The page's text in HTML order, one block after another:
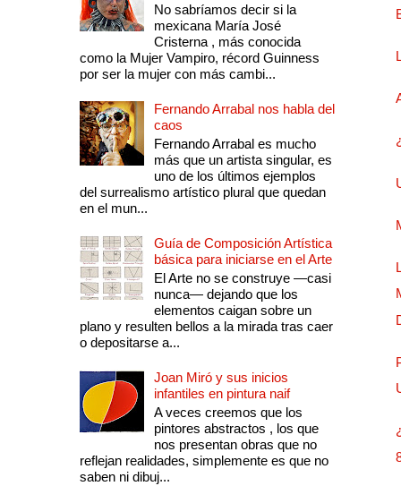
No sabríamos decir si la
mexicana María José
Cristerna , más conocida
como la Mujer Vampiro, récord Guinness
por ser la mujer con más cambi...
Fernando Arrabal nos habla del
caos
Fernando Arrabal es mucho
más que un artista singular, es
uno de los últimos ejemplos
del surrealismo artístico plural que quedan
en el mun...
Guía de Composición Artística
básica para iniciarse en el Arte
El Arte no se construye —casi
nunca— dejando que los
elementos caigan sobre un
plano y resulten bellos a la mirada tras caer
o depositarse a...
Joan Miró y sus inicios
infantiles en pintura naif
A veces creemos que los
pintores abstractos , los que
nos presentan obras que no
reflejan realidades, simplemente es que no
saben ni dibuj...